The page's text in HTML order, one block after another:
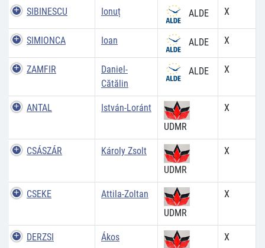
SIBINESCU Ionuț ALDE X
SIMIONCA Ioan ALDE X
ZAMFIR
Daniel-
Cătălin
ALDE X
ANTAL
István-Loránt
UDMR
X
CSÁSZÁR
Károly Zsolt
UDMR
X
CSEKE
Attila-Zoltan
UDMR
X
DERZSI
Ákos
X